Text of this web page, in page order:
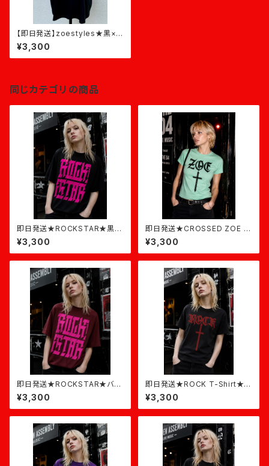
【即日発送】zoestyles★黒×バ
ーガンディ
¥3,300
同じカテゴリの商品
即日発送★ROCKSTAR★黒×
ピンク
¥3,300
即日発送★CROSSED ZOE T
-shirt★アイスグリーン
¥3,300
即日発送★ROCKSTAR★バー
ガンディ×ピンク
¥3,300
即日発送★ROCK T-Shirt★黒
×バーガンディ
¥3,300